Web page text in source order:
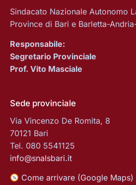
Sindacato Nazionale Autonomo
Province di Bari e Barletta-
Responsabile:
Segretario Provinciale
Prof. Vito Masciale
Sede provinciale
Via Vincenzo De Romita, 8
70121 Bari
Tel. 080 5541125
info@snalsbari.it
Come arrivare (Google Maps)